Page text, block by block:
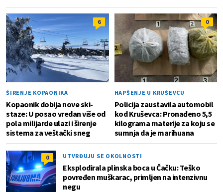
6
ŠIRENJE KOPAONIKA
Kopaonik dobija nove ski-
staze: U posao vredan više od
pola milijarde ulazi i širenje
sistema za veštački sneg
0
HAPŠENJE U KRUŠEVCU
Policija zaustavila automobil
kod Kruševca: Pronađeno 5,5
kilograma materije za koju se
sumnja da je marihuana
0 UTVRĐUJU SE OKOLNOSTI
Eksplodirala plinska boca u Čačku: Teško
povređen muškarac, primljen na intenzivnu
negu